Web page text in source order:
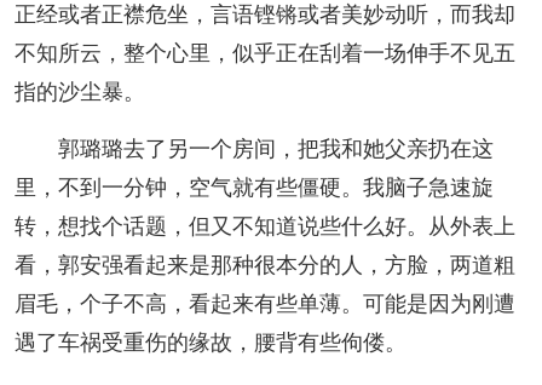
正经或者正襟危坐，言语铿锵或者美妙动听，而我却
不知所云，整个心里，似乎正在刮着一场伸手不见五
指的沙尘暴。
郭璐璐去了另一个房间，把我和她父亲扔在这
里，不到一分钟，空气就有些僵硬。我脑子急速旋
转，想找个话题，但又不知道说些什么好。从外表上
看，郭安强看起来是那种很本分的人，方脸，两道粗
眉毛，个子不高，看起来有些单薄。可能是因为刚遭
遇了车祸受重伤的缘故，腰背有些佝偻。